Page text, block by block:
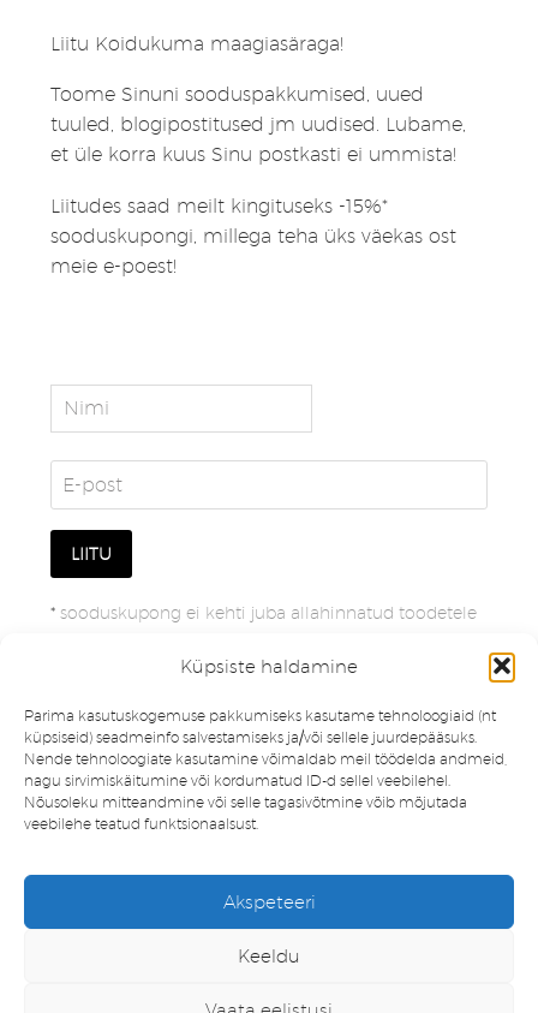
Küpsiste haldamine
Parima kasutuskogemuse pakkumiseks kasutame tehnoloogiaid (nt
küpsiseid) seadmeinfo salvestamiseks ja/või sellele juurdepääsuks.
Nende tehnoloogiate kasutamine võimaldab meil töödelda andmeid,
nagu sirvimiskäitumine või kordumatud ID-d sellel veebilehel.
Nõusoleku mitteandmine või selle tagasivõtmine võib mõjutada
veebilehe teatud funktsionaalsust.
Akspeteeri
Keeldu
Liitu Koidukuma maagiasäraga!
Toome Sinuni sooduspakkumised, uued
tuuled, blogipostitused jm uudised. Lubame,
et üle korra kuus Sinu postkasti ei ummista!
Liitudes saad meilt kingituseks -15%*
sooduskupongi, millega teha üks väekas ost
meie e-poest!
* sooduskupong ei kehti juba allahinnatud toodetele
Müügitingimused Privaatsuspoliitika
Minu konto Soovinimekiri